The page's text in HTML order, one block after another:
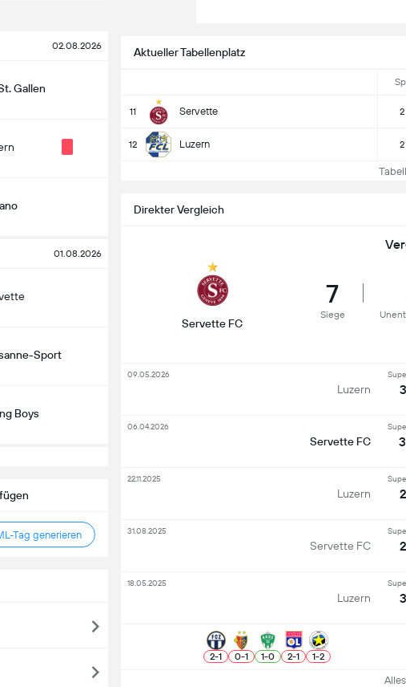
02.08.2026
Gallen
01.08.2026
Sport
Boys
Tag generieren
Aktueller Tabellenplatz
11 Servette 2
12 Luzern 2
Direkter Vergleich
Servette FC
7
Siege
Luzern
09.05.2026
Servette FC
06.04.2026
Luzern
22.11.2025
Servette FC
31.08.2025
Luzern
18.05.2025
2-1 0-1 1-0 2-1 1-2
Alles